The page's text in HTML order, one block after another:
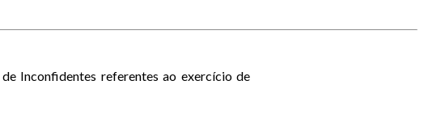
Inconfidentes referentes ao exercício de